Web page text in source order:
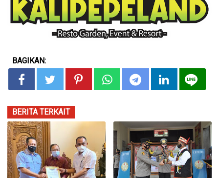
BAGIKAN:
BERITA TERKAIT